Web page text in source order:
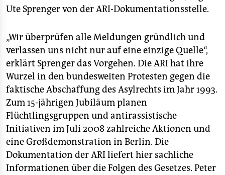
Ute Sprenger von der ARI-Dokumentationsstelle.
„Wir überprüfen alle Meldungen gründlich und
verlassen uns nicht nur auf eine einzige Quelle“,
erklärt Sprenger das Vorgehen. Die ARI hat ihre
Wurzel in den bundesweiten Protesten gegen die
faktische Abschaffung des Asylrechts im Jahr 1993.
Zum 15-jährigen Jubiläum planen
Flüchtlingsgruppen und antirassistische
Initiativen im Juli 2008 zahlreiche Aktionen und
eine Großdemonstration in Berlin. Die
Dokumentation der ARI liefert hier sachliche
Informationen über die Folgen des Gesetzes. Peter